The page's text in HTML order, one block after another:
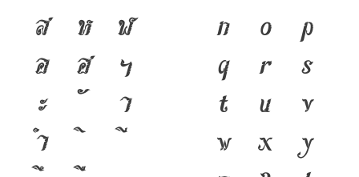
ส
ห
ฬ
อ
ฮ
ฯ
ะ
า
ำ
n
o
p
q
r
s
t
u
v
w
x
y